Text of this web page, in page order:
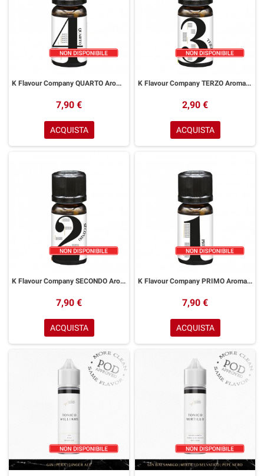
K Flavour Company QUARTO Aroma 10 ml
7,90 €
ACQUISTA
K Flavour Company TERZO Aroma 10 ml
2,90 €
ACQUISTA
K Flavour Company SECONDO Aroma 10 ml
7,90 €
ACQUISTA
K Flavour Company PRIMO Aroma 10 ml
7,90 €
ACQUISTA